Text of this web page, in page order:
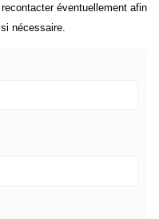
éventuellement afin
nécessaire.